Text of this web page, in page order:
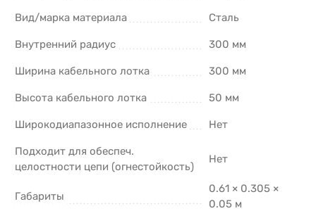
Вид/марка материала Сталь
Внутренний радиус 300 мм
Ширина кабельного лотка 300 мм
Высота кабельного лотка 50 мм
Широкодиапазонное исполнение Нет
Подходит для обеспеч.
целостности цепи (огнестойкость)
Нет
Габариты
0.61 × 0.305 ×
0.05 м